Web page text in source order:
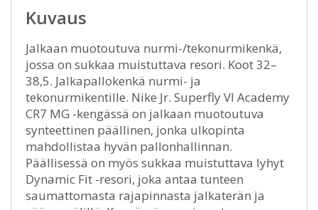
Kuvaus
Jalkaan muotoutuva nurmi-/tekonurmikenkä,
jossa on sukkaa muistuttava resori. Koot 32–
38,5. Jalkapallokenkä nurmi- ja
tekonurmikentille. Nike Jr. Superfly VI Academy
CR7 MG -kengässä on jalkaan muotoutuva
synteettinen päällinen, jonka ulkopinta
mahdollistaa hyvän pallonhallinnan.
Päällisessä on myös sukkaa muistuttava lyhyt
Dynamic Fit -resori, joka antaa tunteen
saumattomasta rajapinnasta jalkaterän ja